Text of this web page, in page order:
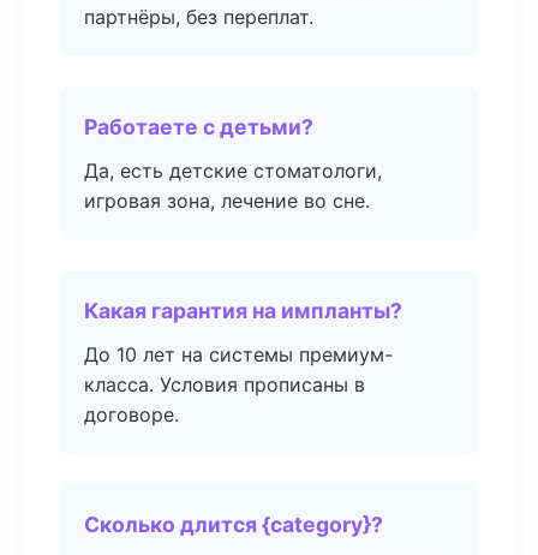
партнёры, без переплат.
Работаете с детьми?
Да, есть детские стоматологи,
игровая зона, лечение во сне.
Какая гарантия на импланты?
До 10 лет на системы премиум-
класса. Условия прописаны в
договоре.
Сколько длится {category}?